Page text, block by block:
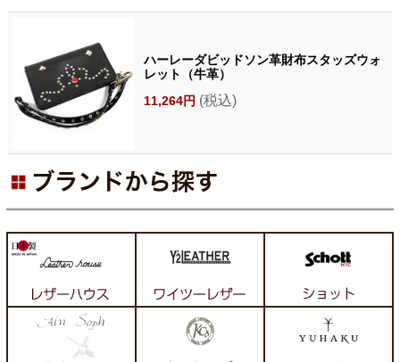
ハーレーダビッドソン革財布スタッズウォ
レット（牛革）
11,264円 (税込)